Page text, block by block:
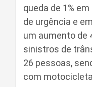
queda de 1%
de urgência e
um aumento de
sinistros de
26 pessoas,
com